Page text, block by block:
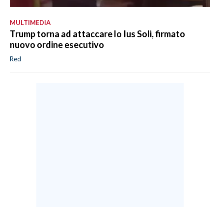
MULTIMEDIA
Trump torna ad attaccare lo Ius Soli, firmato
nuovo ordine esecutivo
Red